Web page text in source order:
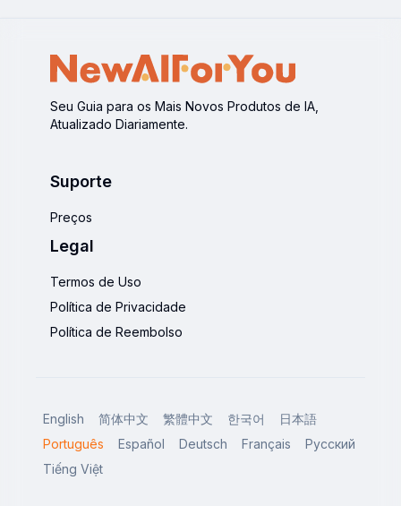
Seu Guia para os Mais Novos Produtos de IA,
Atualizado Diariamente.
Suporte
Preços
Legal
Termos de Uso
Política de Privacidade
Política de Reembolso
English 简体中文 繁體中文 한국어
日本語
Português
Español Deutsch Français
Русский
Tiếng Việt